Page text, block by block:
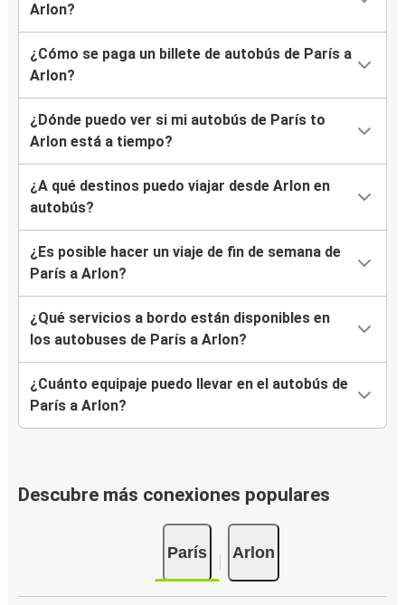
Arlon?
¿Cómo se paga un billete de autobús de París a
Arlon?
¿Dónde puedo ver si mi autobús de París to
Arlon está a tiempo?
¿A qué destinos puedo viajar desde Arlon en
autobús?
¿Es posible hacer un viaje de fin de semana de
París a Arlon?
¿Qué servicios a bordo están disponibles en
los autobuses de París a Arlon?
¿Cuánto equipaje puedo llevar en el autobús de
París a Arlon?
Descubre más conexiones populares
París Arlon